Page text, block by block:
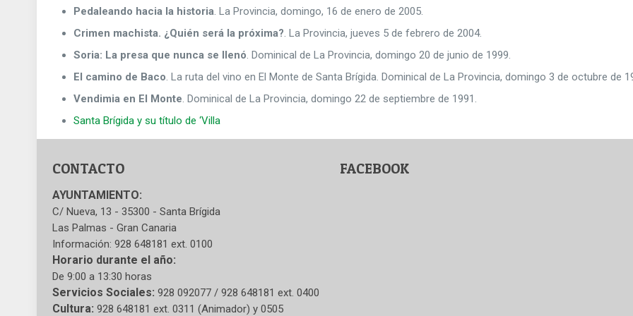
Pedaleando hacia la historia. La Provincia, domingo, 16 de enero de 2005.
Crimen machista. ¿Quién será la próxima?. La Provincia, jueves 5 de febrero de 2004.
Soria: La presa que nunca se llenó. Dominical de La Provincia, domingo 20 de junio de 1999.
El camino de Baco. La ruta del vino en El Monte de Santa Brígida. Dominical de La Provincia, domingo 3 de octubre de
Vendimia en El Monte. Dominical de La Provincia, domingo 22 de septiembre de 1991.
Santa Brígida y su título de ‘Villa
CONTACTO
AYUNTAMIENTO:
C/ Nueva, 13 - 35300 - Santa Brígida
Las Palmas - Gran Canaria
Información: 928 648181 ext. 0100
Horario durante el año:
De 9:00 a 13:30 horas
Servicios Sociales: 928 092077 / 928 648181 ext. 0400
Cultura: 928 648181 ext. 0311 (Animador) y 0505
FACEBOOK